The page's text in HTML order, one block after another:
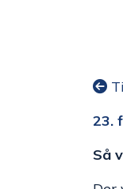
23.
Så